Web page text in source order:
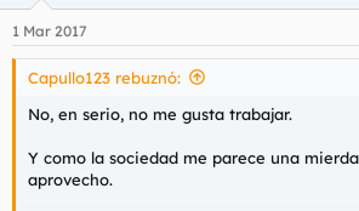
1 Mar 2017
Capullo123 rebuznó:
No, en serio, no me gusta trabajar.
Y como la sociedad me parece una
aprovecho.